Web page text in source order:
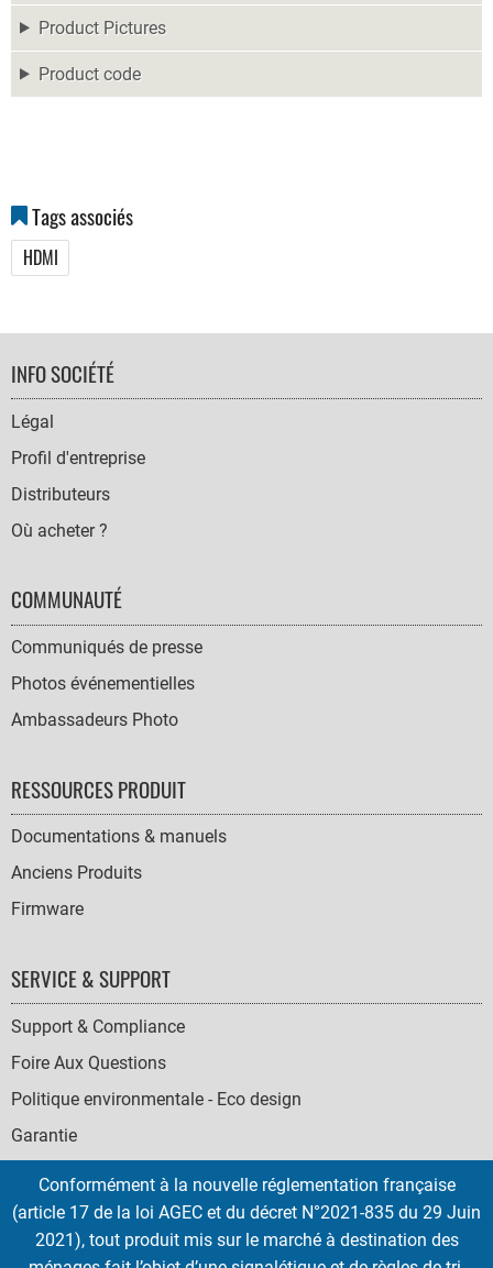
Product Pictures
Product code
Tags associés
HDMI
FOOTER
NAVIGATION
INFO SOCIÉTÉ
Légal
Profil d'entreprise
Distributeurs
Où acheter ?
COMMUNAUTÉ
Communiqués de presse
Photos événementielles
Ambassadeurs Photo
RESSOURCES PRODUIT
Documentations & manuels
Anciens Produits
Firmware
SERVICE & SUPPORT
Support & Compliance
Foire Aux Questions
Politique environmentale - Eco design
Garantie
SOCIAL
Conformément à la nouvelle réglementation française
(article 17 de la loi AGEC et du décret N°2021-835 du 29 Juin
2021), tout produit mis sur le marché à destination des